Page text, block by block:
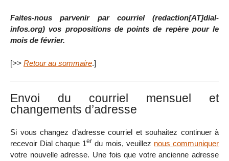
Faites-nous parvenir par courriel (redaction[AT]dial-
infos.org) vos propositions de points de repère pour le
mois de février.
[>> Retour au sommaire.]
Envoi du courriel mensuel et
changements d’adresse
Si vous changez d’adresse courriel et souhaitez continuer à
recevoir Dial chaque 1er du mois, veuillez nous communiquer
votre nouvelle adresse. Une fois que votre ancienne adresse